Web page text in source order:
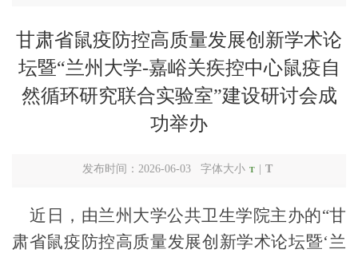
甘肃省鼠疫防控高质量发展创新学术论
坛暨“兰州大学-嘉峪关疾控中心鼠疫自
然循环研究联合实验室”建设研讨会成
功举办
发布时间：2026-06-03 字体大小 T T
近日，由兰州大学公共卫生学院主办的“甘
肃省鼠疫防控高质量发展创新学术论坛暨‘兰